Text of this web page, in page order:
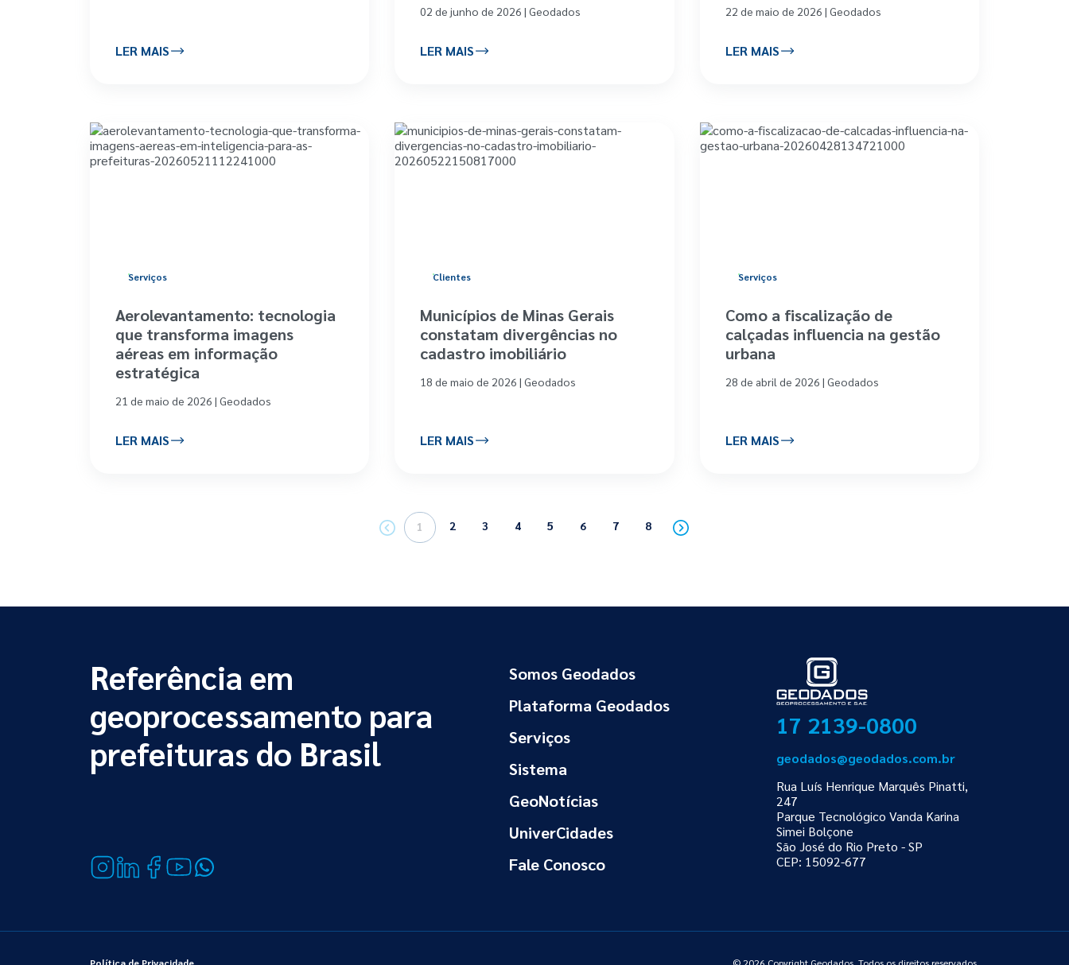
LER MAIS
02 de junho de 2026 | Geodados
LER MAIS
22 de maio de 2026 | Geodados
LER MAIS
Serviços
Aerolevantamento: tecnologia
que transforma imagens
aéreas em informação
estratégica
21 de maio de 2026 | Geodados
LER MAIS
Clientes
Municípios de Minas Gerais
constatam divergências no
cadastro imobiliário
18 de maio de 2026 | Geodados
LER MAIS
Serviços
Como a fiscalização de
calçadas influencia na gestão
urbana
28 de abril de 2026 | Geodados
LER MAIS
1 2 3 4 5 6 7 8
Referência em
geoprocessamento para
prefeituras do Brasil
Somos Geodados
Plataforma Geodados
Serviços
Sistema
GeoNotícias
UniverCidades
Fale Conosco
17 2139-0800
geodados@geodados.com.br
Rua Luís Henrique Marquês Pinatti,
247
Parque Tecnológico Vanda Karina
Simei Bolçone
São José do Rio Preto - SP
CEP: 15092-677
Política de Privacidade © 2026 Copyright Geodados. Todos os direitos reservados.